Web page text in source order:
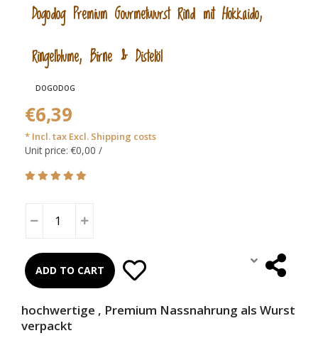
Dogodog Premium Gourmetwurst Rind mit Hokkaido,
Ringelblume, Birne & Distelöl
DOGODOG
€6,39
* Incl. tax Excl. Shipping costs
Unit price: €0,00 /
ADD TO CART
hochwertige , Premium Nassnahrung als Wurst
verpackt